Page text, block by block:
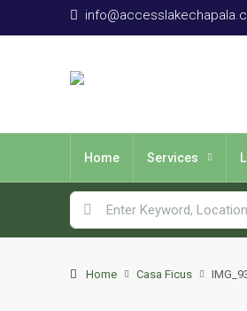
Home Services
Home Casa Ficus